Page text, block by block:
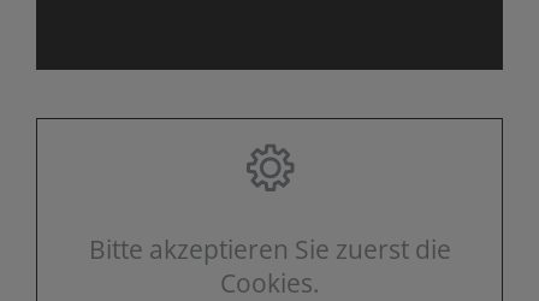
Bitte akzeptieren Sie zuerst die
Cookies.